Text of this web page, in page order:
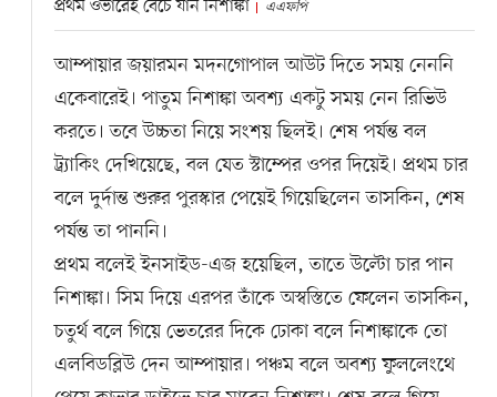
প্রথম ওভারেই বেঁচে যান নিশাঙ্কা এএফপি
আম্পায়ার জয়ারমন মদনগোপাল আউট দিতে সময় নেননি
একেবারেই। পাতুম নিশাঙ্কা অবশ্য একটু সময় নেন রিভিউ
করতে। তবে উচ্চতা নিয়ে সংশয় ছিলই। শেষ পর্যন্ত বল
ট্র্যাকিং দেখিয়েছে, বল যেত স্টাম্পের ওপর দিয়েই। প্রথম চার
বলে দুর্দান্ত শুরুর পুরস্কার পেয়েই গিয়েছিলেন তাসকিন, শেষ
পর্যন্ত তা পাননি।
প্রথম বলেই ইনসাইড-এজ হয়েছিল, তাতে উল্টো চার পান
নিশাঙ্কা। সিম দিয়ে এরপর তাঁকে অস্বস্তিতে ফেলেন তাসকিন,
চতুর্থ বলে গিয়ে ভেতরের দিকে ঢোকা বলে নিশাঙ্কাকে তো
এলবিডব্লিউ দেন আম্পায়ার। পঞ্চম বলে অবশ্য ফুললেংথে